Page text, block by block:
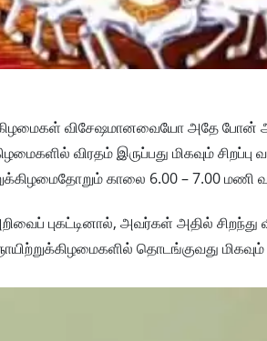
கிழமைகள் விசேஷமானவையோ அதே போன்
விரதம் இருப்பது மிகவும் சிறப்பு
காலை 6.00 – 7.00 மணி
புகட்டினால், அவர்கள் அதில் சிறந்து
தொடங்குவது மிகவும்